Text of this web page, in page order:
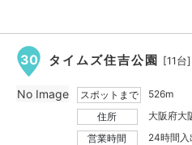
30 タイムズ住吉公園 [11台]
スポットまで
526m
住所
大阪府大
営業時間
24時間入
No Image